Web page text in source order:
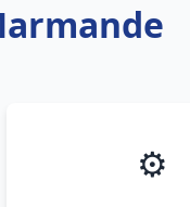
⚙️